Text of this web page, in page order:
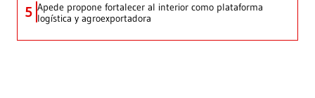
5 Apede propone fortalecer al interior como plataforma
logística y agroexportadora